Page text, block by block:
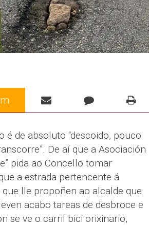
m
é de absoluto “descoido, pouco
De aí que a Asociación
pida ao Concello tomar
a estrada pertencente á
lle propoñen ao alcalde que
acabo tareas de desbroce e
se ve o carril bici orixinario,